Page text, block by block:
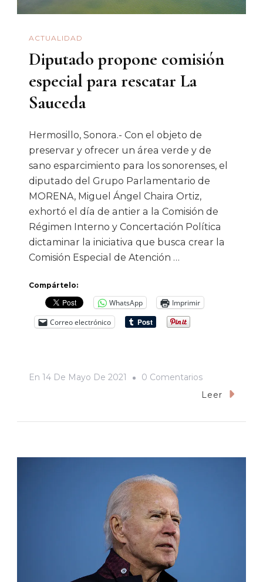
«Mesa
ACTUALIDAD
Diputado propone comisión
especial para rescatar La
Sauceda
Hermosillo, Sonora.- Con el objeto de
preservar y ofrecer un área verde y de
sano esparcimiento para los sonorenses, el
diputado del Grupo Parlamentario de
MORENA, Miguel Ángel Chaira Ortiz,
exhortó el día de antier a la Comisión de
Régimen Interno y Concertación Política
dictaminar la iniciativa que busca crear la
Comisión Especial de Atención …
Compártelo:
WhatsApp
Imprimir
Correo electrónico
En 14 De Mayo De 2021 0 ComentariosEn
Diputado
Leer